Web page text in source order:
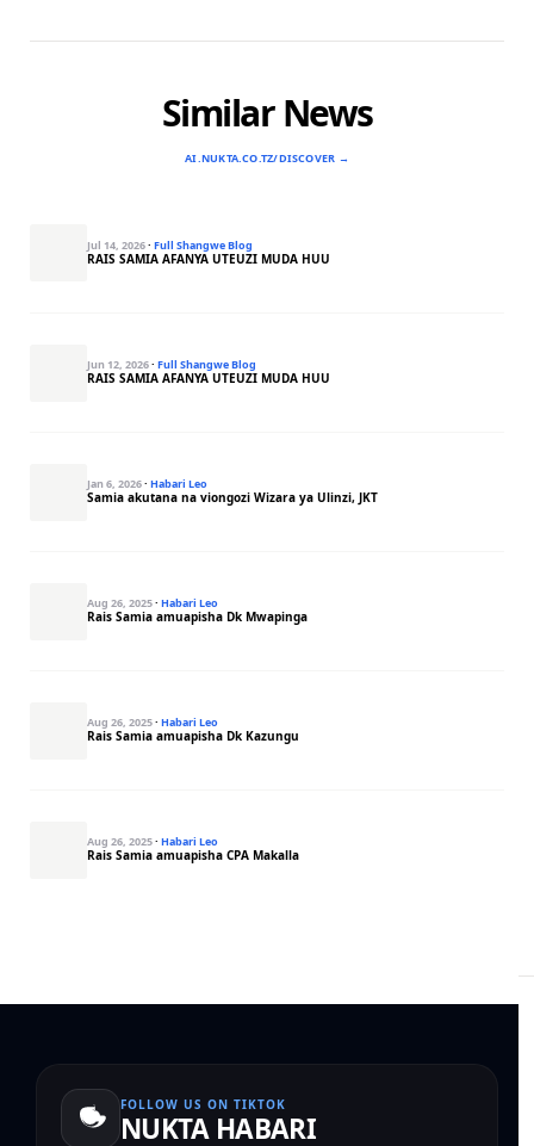
Similar News
AI.NUKTA.CO.TZ/DISCOVER →
Jul 14, 2026· Full Shangwe Blog
RAIS SAMIA AFANYA UTEUZI MUDA HUU
Jun 12, 2026· Full Shangwe Blog
RAIS SAMIA AFANYA UTEUZI MUDA HUU
Jan 6, 2026· Habari Leo
Samia akutana na viongozi Wizara ya Ulinzi, JKT
Aug 26, 2025· Habari Leo
Rais Samia amuapisha Dk Mwapinga
Aug 26, 2025· Habari Leo
Rais Samia amuapisha Dk Kazungu
Aug 26, 2025· Habari Leo
Rais Samia amuapisha CPA Makalla
FOLLOW US ON TIKTOK
NUKTA HABARI